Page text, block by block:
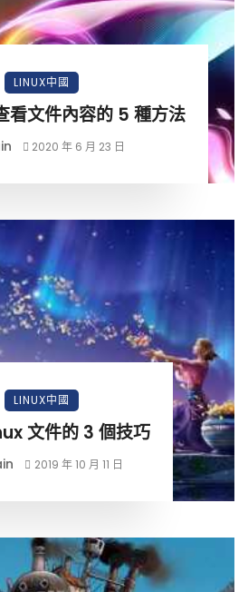
LINUX中國
看文件內容的 5 種方法
2020 年 6 月 23 日
LINUX中國
文件的 3 個技巧
2019 年 10 月 11 日